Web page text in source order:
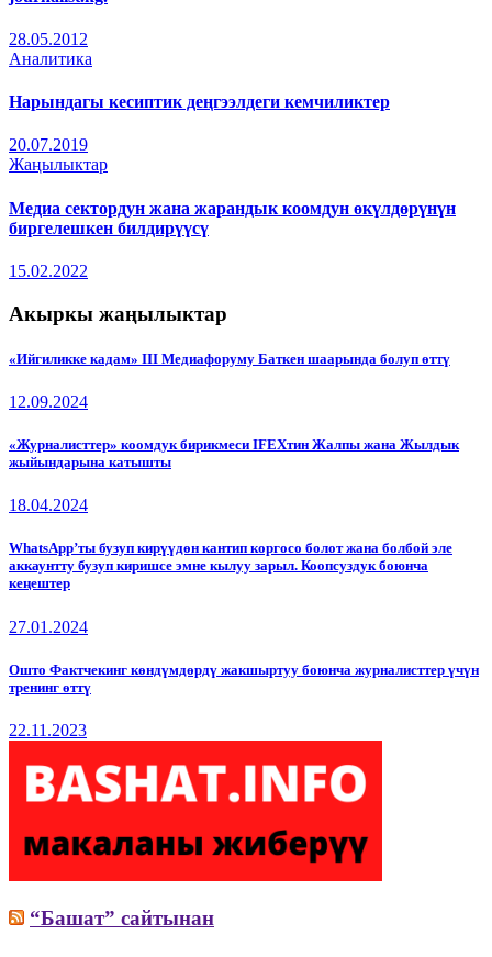
28.05.2012
Аналитика
Нарындагы кесиптик деңгээлдеги кемчиликтер
20.07.2019
Жаңылыктар
Медиа сектордун жана жарандык коомдун өкүлдөрүнүн
биргелешкен билдирүүсү
15.02.2022
Акыркы жаңылыктар
«Ийгиликке кадам» III Медиафоруму Баткен шаарында болуп өттү
12.09.2024
«Журналисттер» коомдук бирикмеси IFEXтин Жалпы жана Жылдык
жыйындарына катышты
18.04.2024
WhatsApp’ты бузуп кирүүдөн кантип коргосо болот жана болбой эле
аккаунтту бузуп киришсе эмне кылуу зарыл. Коопсуздук боюнча
кеңештер
27.01.2024
Ошто Фактчекинг көндүмдөрдү жакшыртуу боюнча журналисттер үчүн
тренинг өттү
22.11.2023
“Башат” сайтынан